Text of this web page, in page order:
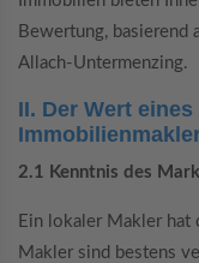
Bewertung, basierend
Allach-Untermenzing.
II. Der Wert
2.1 Kenntnis des
Ein lokaler Makler hat
Makler sind bestens